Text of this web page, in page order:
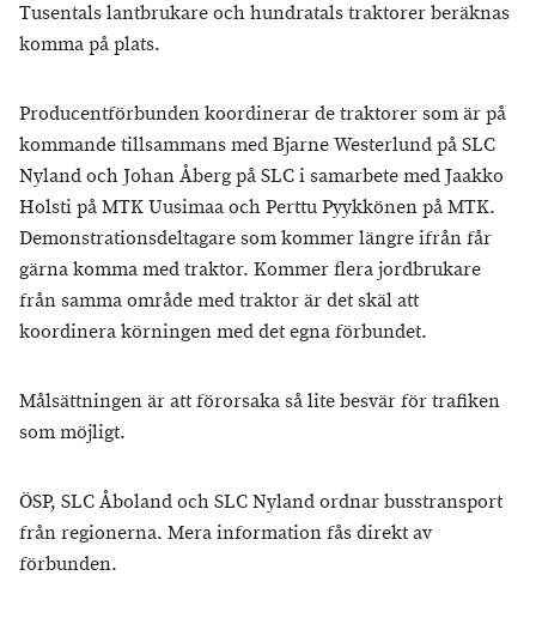
Tusentals lantbrukare och hundratals traktorer beräknas
komma på plats.
Producentförbunden koordinerar de traktorer som är på
kommande tillsammans med Bjarne Westerlund på SLC
Nyland och Johan Åberg på SLC i samarbete med Jaakko
Holsti på MTK Uusimaa och Perttu Pyykkönen på MTK.
Demonstrationsdeltagare som kommer längre ifrån får
gärna komma med traktor. Kommer flera jordbrukare
från samma område med traktor är det skäl att
koordinera körningen med det egna förbundet.
Målsättningen är att förorsaka så lite besvär för trafiken
som möjligt.
ÖSP, SLC Åboland och SLC Nyland ordnar busstransport
från regionerna. Mera information fås direkt av
förbunden.